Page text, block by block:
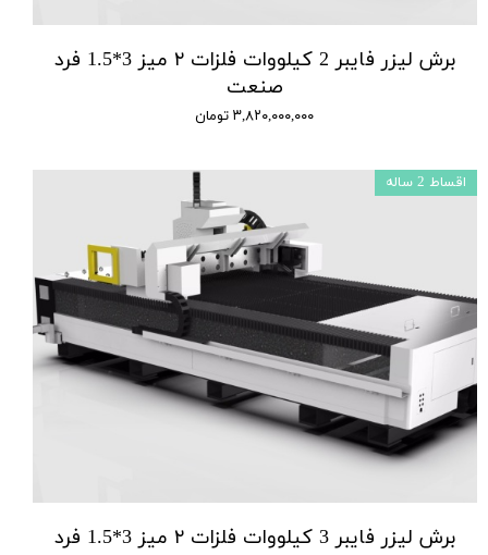
برش لیزر فایبر 2 کیلووات فلزات ۲ میز 3*1.5 فرد
صنعت
۳,۸۲۰,۰۰۰,۰۰۰ تومان
برش لیزر فایبر 3 کیلووات فلزات ۲ میز 3*1.5 فرد
اقساط 2 ساله